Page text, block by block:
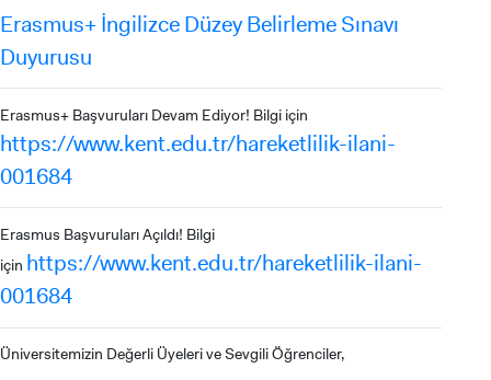
ÖNLİSANS ve
YATAY GEÇİŞ
Erasmus+ İngilizce Düzey Belirleme Sınavı
Duyurusu
Erasmus+ Başvuruları Devam Ediyor! Bilgi için
https://www.kent.edu.tr/hareketlilik-ilani-
001684
Erasmus Başvuruları Açıldı! Bilgi
için https://www.kent.edu.tr/hareketlilik-ilani-
001684
Üniversitemizin Değerli Üyeleri ve Sevgili Öğrenciler,